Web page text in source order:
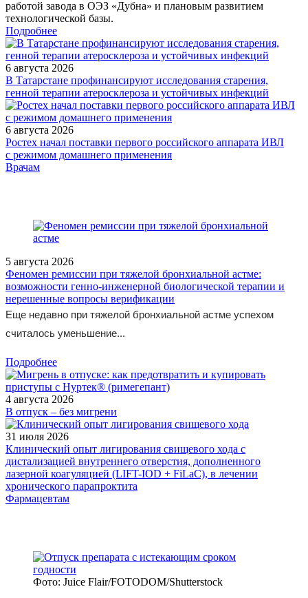
работой завода в ОЭЗ «Дубна» и плановым развитием
технологической базы.
Подробнее
6 августа 2026
В Татарстане профинансируют исследования старения,
генной терапии атеросклероза и устойчивых инфекций
6 августа 2026
Ростех начал поставки первого российского аппарата ИВЛ
с режимом домашнего применения
/legislation/other/Prikaz-Minzdrava-Rossii-ot-11-09-2023-469n/
Врачам
5 августа 2026
Феномен ремиссии при тяжелой бронхиальной астме:
возможности генно-инженерной биологической терапии и
нерешенные вопросы верификации
Еще недавно при тяжелой бронхиальной астме успехом
считалось уменьшение...
Подробнее
4 августа 2026
В отпуск – без мигрени
31 июля 2026
Клинический опыт лигирования свищевого хода с
дистализацией внутреннего отверстия, дополненного
лазерной коагуляцией (LIFT-IOD + FiLaC), в лечении
хронического парапроктита
Фармацевтам
Фото: Juice Flair/FOTODOM/Shutterstoсk